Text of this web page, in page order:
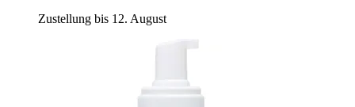
Zustellung bis 12. August